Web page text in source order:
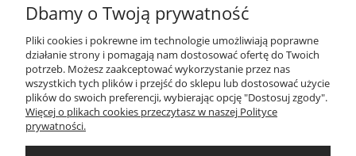
MOJE KONTO
PŁATNOŚCI I DOSTAWA
KONTAKT
Dbamy o Twoją prywatność
Pliki cookies i pokrewne im technologie umożliwiają poprawne
działanie strony i pomagają nam dostosować ofertę do Twoich
potrzeb. Możesz zaakceptować wykorzystanie przez nas
wszystkich tych plików i przejść do sklepu lub dostosować użycie
plików do swoich preferencji, wybierając opcję "Dostosuj zgody".
Więcej o plikach cookies przeczytasz w naszej Polityce
prywatności.